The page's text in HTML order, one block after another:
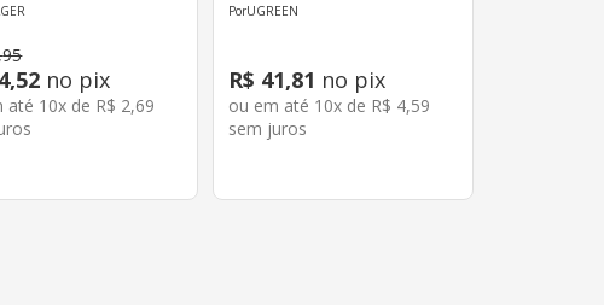
95
,52 no pix
até 10x de R$ 2,69
UGREEN
R$ 41,81 no pix
ou em até 10x de R$ 4,59
sem juros